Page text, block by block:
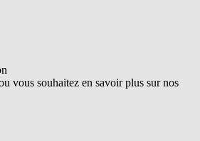
vous souhaitez en savoir plus sur nos